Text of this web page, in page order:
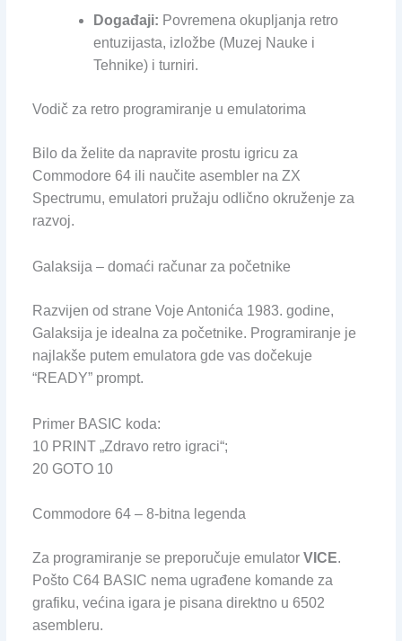
Događaji: Povremena okupljanja retro
entuzijasta, izložbe (Muzej Nauke i
Tehnike) i turniri.
Vodič za retro programiranje u emulatorima
Bilo da želite da napravite prostu igricu za
Commodore 64 ili naučite asembler na ZX
Spectrumu, emulatori pružaju odlično okruženje za
razvoj.
Galaksija – domaći računar za početnike
Razvijen od strane Voje Antonića 1983. godine,
Galaksija je idealna za početnike. Programiranje je
najlakše putem emulatora gde vas dočekuje
“READY” prompt.
Primer BASIC koda:
10 PRINT „Zdravo retro igraci“;
20 GOTO 10
Commodore 64 – 8-bitna legenda
Za programiranje se preporučuje emulator VICE.
Pošto C64 BASIC nema ugrađene komande za
grafiku, većina igara je pisana direktno u 6502
asembleru.